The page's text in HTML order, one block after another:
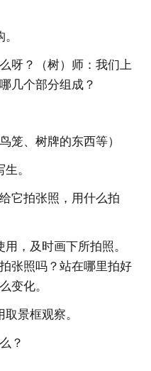
呀？（树）师：我们上
几个部分组成？
笼、树牌的东西等）
。
它拍张照，用什么拍
用，及时画下所拍照。
张照吗？站在哪里拍好
变化。
取景框观察。
？